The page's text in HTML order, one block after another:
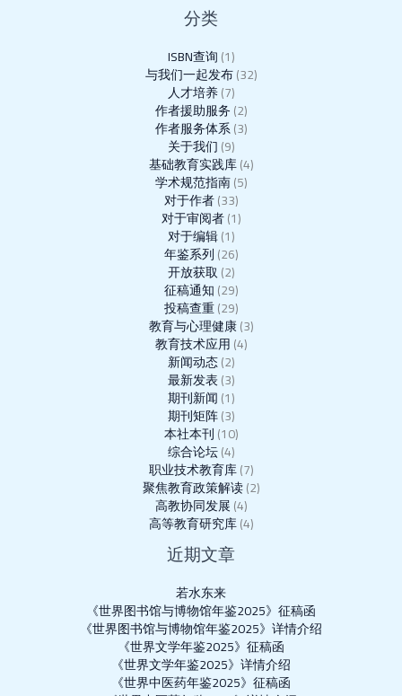
分类
ISBN查询(1)
与我们一起发布(32)
人才培养(7)
作者援助服务(2)
作者服务体系(3)
关于我们(9)
基础教育实践库(4)
学术规范指南(5)
对于作者(33)
对于审阅者(1)
对于编辑(1)
年鉴系列(26)
开放获取(2)
征稿通知(29)
投稿查重(29)
教育与心理健康(3)
教育技术应用(4)
新闻动态(2)
最新发表(3)
期刊新闻(1)
期刊矩阵(3)
本社本刊(10)
综合论坛(4)
职业技术教育库(7)
聚焦教育政策解读(2)
高教协同发展(4)
高等教育研究库(4)
近期文章
若水东来
《世界图书馆与博物馆年鉴2025》征稿函
《世界图书馆与博物馆年鉴2025》详情介绍
《世界文学年鉴2025》征稿函
《世界文学年鉴2025》详情介绍
《世界中医药年鉴2025》征稿函